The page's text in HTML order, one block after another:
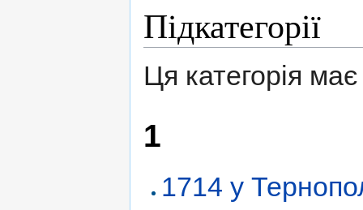
Підкатегорії
Ця категорія має
1
1714 у